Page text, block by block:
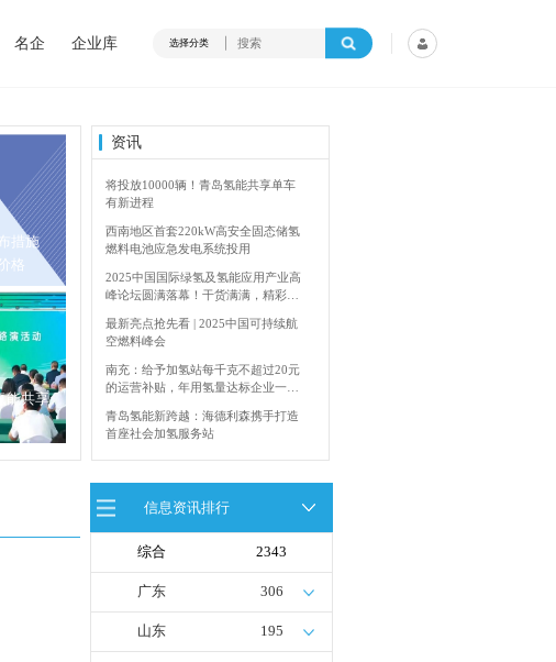
名企 企业库 选择分类
2024年加快建设输氢管道网络
措施
格
能共享
资讯
将投放10000辆！青岛氢能共享单车
有新进程
西南地区首套220kW高安全固态储氢
燃料电池应急发电系统投用
2025中国国际绿氢及氢能应用产业高
峰论坛圆满落幕！干货满满，精彩瞬
最新亮点抢先看 | 2025中国可持续航
空燃料峰会
南充：给予加氢站每千克不超过20元
的运营补贴，年用氢量达标企业一次
青岛氢能新跨越：海德利森携手打造
首座社会加氢服务站
全球首台套！240吨氢能矿用刚性自
发成果验收工作会议在呼伦贝尔举行
新疆俊瑞温宿规模化制绿氢项目开工
荷兰氢能产业联盟到访天德工业装
备，与市区相关领导就威海文登区氢
能产业发展举办交流会
广州开发区、黄埔区发布措施降低车
信息资讯排行
综合 2343
广东 306
山东 195